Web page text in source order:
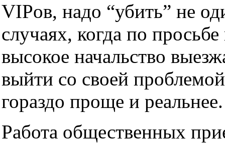
VIPов, надо “убить” не
случаях, когда по
высокое начальство
выйти со своей
гораздо проще и реальнее.
Работа общественных